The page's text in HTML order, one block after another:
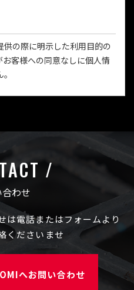
の際に明示した利用目的の
客様への同意なしに個人情
報を第三者に開示または提
た場合
管理致します。
ん、漏えい、個人情報への
なセキュリティ対策を致し
わせ
は電話またはフォームより
くださいませ
へお問い合わせ